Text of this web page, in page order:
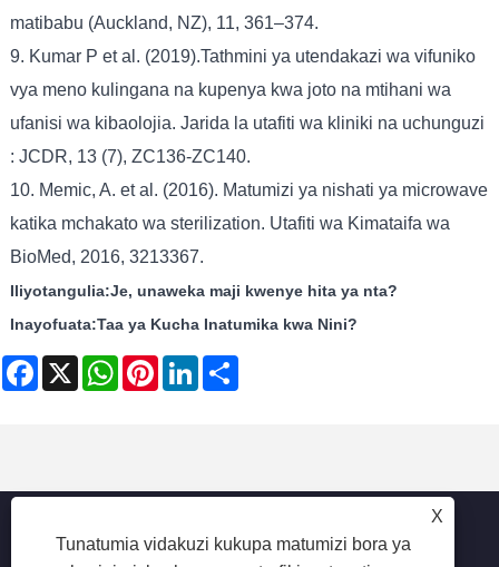
matibabu (Auckland, NZ), 11, 361–374.
9. Kumar P et al. (2019).Tathmini ya utendakazi wa vifuniko
vya meno kulingana na kupenya kwa joto na mtihani wa
ufanisi wa kibaolojia. Jarida la utafiti wa kliniki na uchunguzi
: JCDR, 13 (7), ZC136-ZC140.
10. Memic, A. et al. (2016). Matumizi ya nishati ya microwave
katika mchakato wa sterilization. Utafiti wa Kimataifa wa
BioMed, 2016, 3213367.
Iliyotangulia:Je, unaweka maji kwenye hita ya nta?
Inayofuata:Taa ya Kucha Inatumika kwa Nini?
Facebook
X WhatsAppPinterestLinkedIn
X
Tunatumia vidakuzi kukupa matumizi bora ya